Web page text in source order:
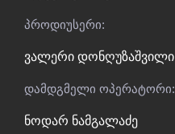
პროდიუსერი:
ვალერი დონღუზაშვილი
დამდგმელი ოპერატორი:
ნოდარ ნამგალაძე